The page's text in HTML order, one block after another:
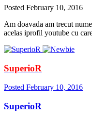
Posted February 10, 2016
Am doavada am trecut
acelas iprofil youtube cu
SuperioR
Posted February 10, 2016
SuperioR